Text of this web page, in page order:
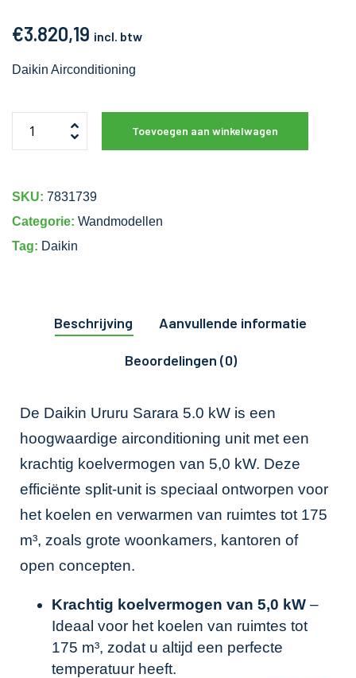
€3.820,19 incl. btw
Daikin Airconditioning
Toevoegen aan winkelwagen
SKU: 7831739
Categorie: Wandmodellen
Tag: Daikin
Beschrijving Aanvullende informatie
Beoordelingen (0)
De Daikin Ururu Sarara 5.0 kW is een
hoogwaardige airconditioning unit met een
krachtig koelvermogen van 5,0 kW. Deze
efficiënte split-unit is speciaal ontworpen voor
het koelen en verwarmen van ruimtes tot 175
m³, zoals grote woonkamers, kantoren of
open concepten.
Krachtig koelvermogen van 5,0 kW –
Ideaal voor het koelen van ruimtes tot
175 m³, zodat u altijd een perfecte
temperatuur heeft.